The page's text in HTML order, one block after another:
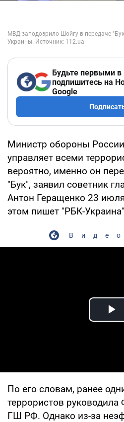
Будьте первыми в
подпишитесь на
Google
Министр обороны
управляет всеми
вероятно, именно он
"Бук", заявил советник
Антон Геращенко 23
этом пишет "РБК-
По его словам, ранее
террористов
ГШ РФ. Однако из-за